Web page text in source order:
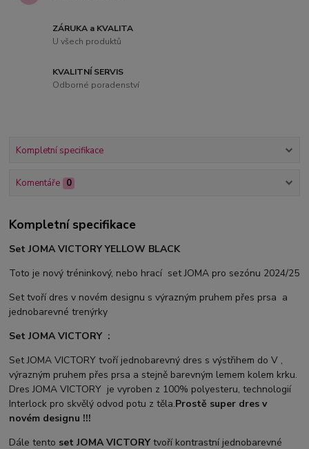
ZÁRUKA a KVALITA
U všech produktů
KVALITNÍ SERVIS
Odborné poradenství
Kompletní specifikace
Komentáře 0
Kompletní specifikace
Set JOMA VICTORY YELLOW BLACK
Toto je nový tréninkový, nebo hrací set JOMA pro sezónu 2024/25
Set tvoří dres v novém designu s výrazným pruhem přes prsa a
jednobarevné trenýrky
Set JOMA VICTORY :
Set JOMA VICTORY tvoří jednobarevný dres s výstřihem do V ,
výrazným pruhem přes prsa a stejně barevným lemem kolem krku.
Dres JOMA VICTORY je vyroben z 100% polyesteru, technologií
Interlock pro skvělý odvod potu z těla.Prostě super dres v
novém designu !!!
Dále tento set JOMA VICTORYtvoří kontrastní jednobarevné